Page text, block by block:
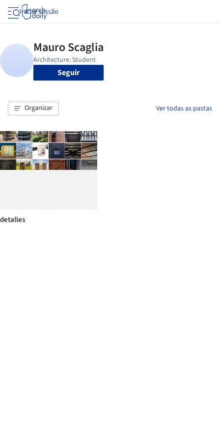
Iniciar sessão
Seguir
Organizar Ver todas as pastas
detalles